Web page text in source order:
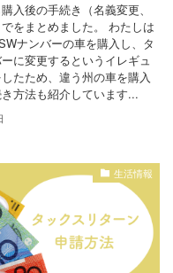
入後の手続き（名義変更、
をまとめました。 わたしは
ナンバーの車を購入し、タ
に変更するというイレギュ
たため、違う州の車を購入
方法も紹介しています...
生活情報